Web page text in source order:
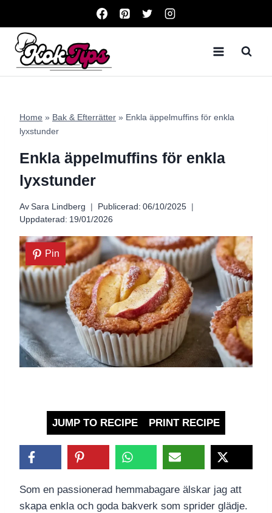
content
Home » Bak & Efterrätter » Enkla äppelmuffins för enkla
lyxstunder
Enkla äppelmuffins för enkla
lyxstunder
Av Sara Lindberg Publicerad: 06/10/2025
Uppdaterad: 19/01/2026
Pin
JUMP TO RECIPE PRINT RECIPE
Som en passionerad hemmabagare älskar jag att
skapa enkla och goda bakverk som sprider glädje.